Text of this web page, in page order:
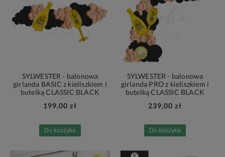
SYLWESTER - balonowa
girlanda BASIC z kieliszkiem i
butelką CLASSIC BLACK
199,00 zł
Do koszyka
SYLWESTER - balonowa
girlanda PRO z kieliszkiem i
butelką CLASSIC BLACK
239,00 zł
Do koszyka